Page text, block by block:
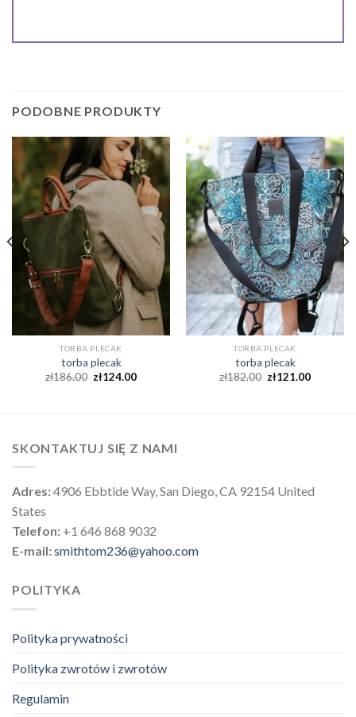
PODOBNE PRODUKTY
TORBA PLECAK
torba plecak
zł186.00 zł124.00
TORBA PLECAK
torba plecak
zł182.00 zł121.00
SKONTAKTUJ SIĘ Z NAMI
Adres:4906 Ebbtide Way, San Diego, CA 92154 United
States
Telefon: +1 646 868 9032
E-mail:smithtom236@yahoo.com
POLITYKA
Polityka prywatności
Polityka zwrotów i zwrotów
Regulamin